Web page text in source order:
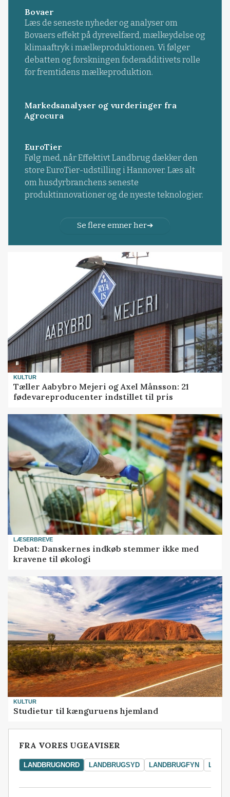
Bovaer
Læs de seneste nyheder og analyser om
Bovaers effekt på dyrevelfærd, mælkeydelse og
klimaaftryk i mælkeproduktionen. Vi følger
debatten og forskningen foderadditivets rolle
for fremtidens mælkeproduktion.
Markedsanalyser og vurderinger fra
Agrocura
EuroTier
Følg med, når Effektivt Landbrug dækker den
store EuroTier-udstilling i Hannover. Læs alt
om husdyrbranchens seneste
produktinnovationer og de nyeste teknologier.
Se flere emner her
KULTUR
Tæller Aabybro Mejeri og Axel Månsson: 21
fødevareproducenter indstillet til pris
LÆSERBREVE
Debat: Danskernes indkøb stemmer ikke med
kravene til økologi
KULTUR
Studietur til kænguruens hjemland
FRA VORES UGEAVISER
LANDBRUGNORD LANDBRUGSYD LANDBRUGFYN